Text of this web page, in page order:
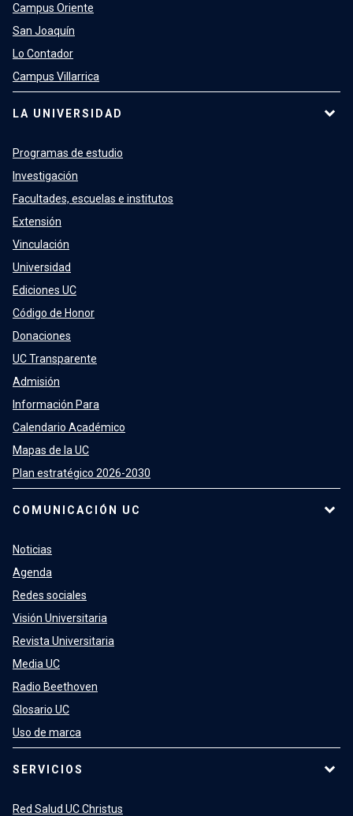
Campus Oriente
San Joaquín
Lo Contador
Campus Villarrica
LA UNIVERSIDAD
Programas de estudio
Investigación
Facultades, escuelas e institutos
Extensión
Vinculación
Universidad
Ediciones UC
Código de Honor
Donaciones
UC Transparente
Admisión
Información Para
Calendario Académico
Mapas de la UC
Plan estratégico 2026-2030
COMUNICACIÓN UC
Noticias
Agenda
Redes sociales
Visión Universitaria
Revista Universitaria
Media UC
Radio Beethoven
Glosario UC
Uso de marca
SERVICIOS
Red Salud UC Christus